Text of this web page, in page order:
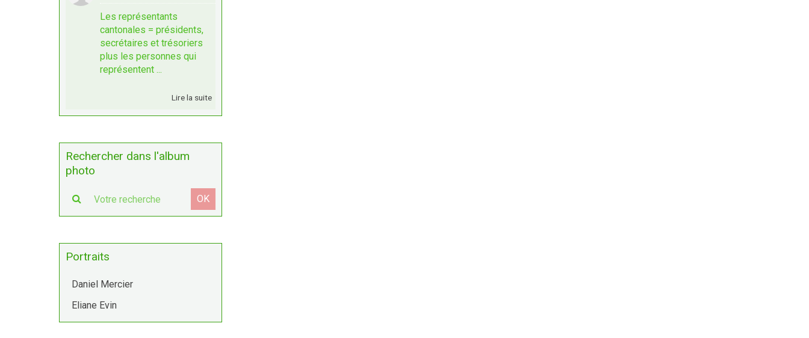
Les représentants
cantonales = présidents,
secrétaires et trésoriers
plus les personnes qui
représentent ...
Lire la suite
Rechercher dans l'album
photo
OK
Portraits
Daniel Mercier
Eliane Evin